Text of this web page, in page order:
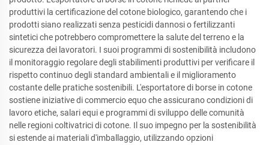
produttivi la certificazione del cotone biologico, garantendo che i
prodotti siano realizzati senza pesticidi dannosi o fertilizzanti
sintetici che potrebbero compromettere la salute del terreno e la
sicurezza dei lavoratori. I suoi programmi di sostenibilità includono
il monitoraggio regolare degli stabilimenti produttivi per verificare il
rispetto continuo degli standard ambientali e il miglioramento
costante delle pratiche sostenibili. L'esportatore di borse in cotone
sostiene iniziative di commercio equo che assicurano condizioni di
lavoro etiche, salari equi e programmi di sviluppo delle comunità
nelle regioni coltivatrici di cotone. Il suo impegno per la sostenibilità
si estende ai materiali d'imballaggio, utilizzando opzioni